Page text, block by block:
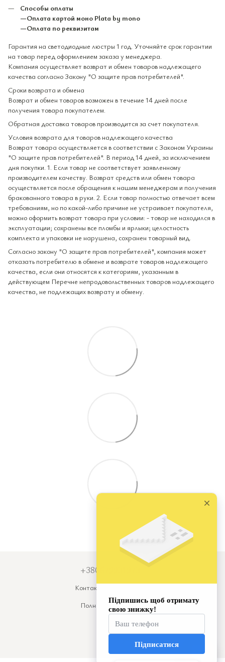
Способы оплаты
—Оплата картой моно Plata by mono
—Оплата по реквизитам
Гарантия на светодиодные люстры 1 год. Уточняйте срок гарантии
на товар перед оформлением заказа у менеджера.
Компания осуществляет возврат и обмен товаров надлежащего
качества согласно Закону "О защите прав потребителей".
Сроки возврата и обмена
Возврат и обмен товаров возможен в течение 14 дней после
получения товара покупателем.
Обратная доставка товаров производится за счет покупателя.
Условия возврата для товаров надлежащего качества
Возврат товара осуществляется в соответствии с Законом Украины
"О защите прав потребителей". В период 14 дней, за исключением
дня покупки. 1. Если товар не соответствует заявленному
производителем качеству. Возврат средств или обмен товара
осуществляется после обращения к нашим менеджерам и получения
бракованного товара в руки. 2. Если товар полностью отвечает всем
требованиям, но по какой-либо причине не устраивает покупателя,
можно оформить возврат товара при условии: - товар не находился в
эксплуатации; сохранены все пломбы и ярлыки; целостность
комплекта и упаковки не нарушена, сохранен товарный вид.
Согласно закону "О защите прав потребителей", компания может
отказать потребителю в обмене и возврате товаров надлежащего
качества, если они относятся к категориям, указанным в
действующем Перечне непродовольственных товаров надлежащего
качества, не подлежащих возврату и обмену.
+380679931973
Контактная информация
Полная версия сайта
© 2026
Укр